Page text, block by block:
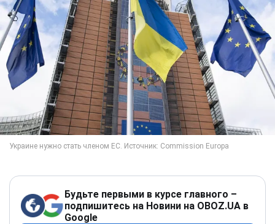
Будьте первыми в курсе главного –
подпишитесь на Новини на OBOZ.UA в
Google